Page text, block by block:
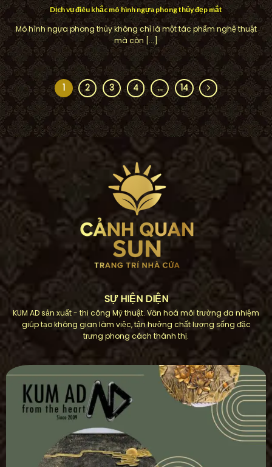
Dịch vụ điêu khắc mô hình ngựa phong thủy đẹp mắt
Mô hình ngựa phong thủy không chỉ là một tác phẩm nghệ thuật
mà còn [...]
1 2 3 4 … 14
SỰ HIỆN DIỆN
KUM AD sản xuất - thi công Mỹ thuật. Văn hoá môi trường đa nhiệm
giúp tạo không gian làm việc, tận hưởng chất lượng sống đặc
trưng phong cách thành thị.